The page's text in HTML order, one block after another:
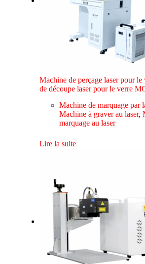
Machine de perçage laser pour
de découpe laser pour le verre
Machine de marquage par
Machine à graver au laser,
marquage au laser
Lire la suite